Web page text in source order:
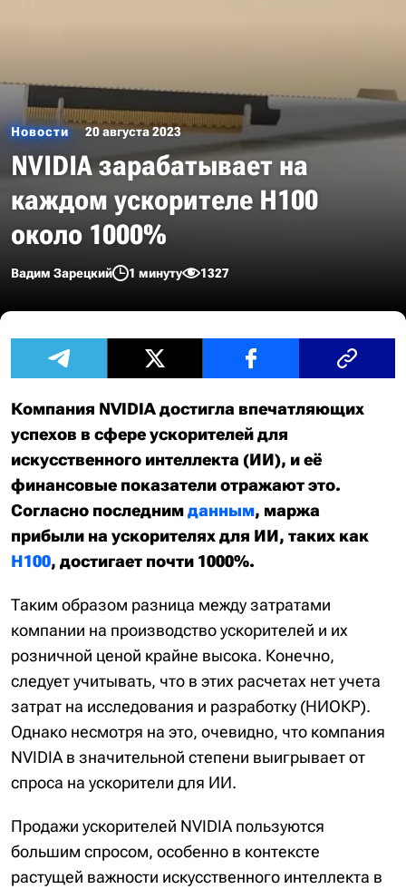
Новости 20 августа 2023
NVIDIA зарабатывает на
каждом ускорителе H100
около 1000%
Вадим Зарецкий 1 минуту 1327
Компания NVIDIA достигла впечатляющих
успехов в сфере ускорителей для
искусственного интеллекта (ИИ), и её
финансовые показатели отражают это.
Согласно последнимданным, маржа
прибыли на ускорителях для ИИ, таких как
H100, достигает почти 1000%.
Таким образом разница между затратами
компании на производство ускорителей и их
розничной ценой крайне высока. Конечно,
следует учитывать, что в этих расчетах нет учета
затрат на исследования и разработку (НИОКР).
Однако несмотря на это, очевидно, что компания
NVIDIA в значительной степени выигрывает от
спроса на ускорители для ИИ.
Продажи ускорителей NVIDIA пользуются
большим спросом, особенно в контексте
растущей важности искусственного интеллекта в